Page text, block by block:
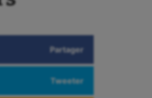
Partager
Tweeter